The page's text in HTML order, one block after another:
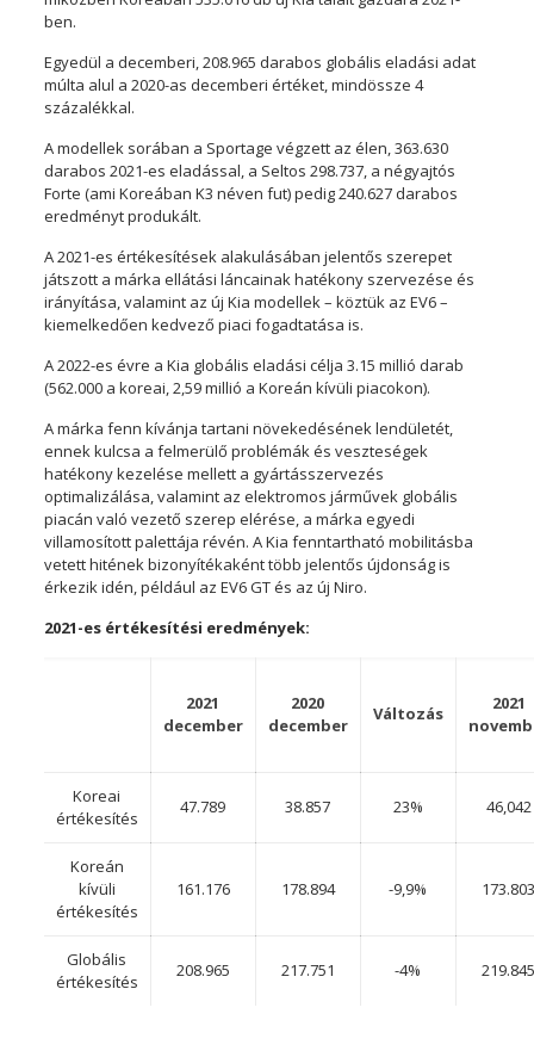
ben.
Egyedül a decemberi, 208.965 darabos globális eladási adat
múlta alul a 2020-as decemberi értéket, mindössze 4
százalékkal.
A modellek sorában a Sportage végzett az élen, 363.630
darabos 2021-es eladással, a Seltos 298.737, a négyajtós
Forte (ami Koreában K3 néven fut) pedig 240.627 darabos
eredményt produkált.
A 2021-es értékesítések alakulásában jelentős szerepet
játszott a márka ellátási láncainak hatékony szervezése és
irányítása, valamint az új Kia modellek – köztük az EV6 –
kiemelkedően kedvező piaci fogadtatása is.
A 2022-es évre a Kia globális eladási célja 3.15 millió darab
(562.000 a koreai, 2,59 millió a Koreán kívüli piacokon).
A márka fenn kívánja tartani növekedésének lendületét,
ennek kulcsa a felmerülő problémák és veszteségek
hatékony kezelése mellett a gyártásszervezés
optimalizálása, valamint az elektromos járművek globális
piacán való vezető szerep elérése, a márka egyedi
villamosított palettája révén. A Kia fenntartható mobilitásba
vetett hitének bizonyítékaként több jelentős újdonság is
érkezik idén, például az EV6 GT és az új Niro.
2021-es értékesítési eredmények:
2021
december
2020
december
Változás
2021
Koreai
értékesítés
47.789 38.857 23% 46,042
Koreán
kívüli
értékesítés
161.176 178.894 -9,9%
Globális
értékesítés
208.965 217.751 -4%